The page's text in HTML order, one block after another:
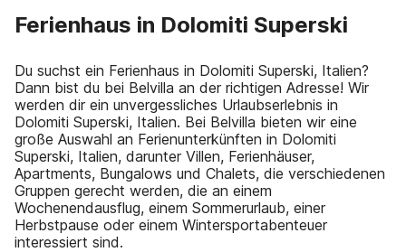
Ferienhaus in Dolomiti Superski
Du suchst ein Ferienhaus in Dolomiti Superski, Italien?
Dann bist du bei Belvilla an der richtigen Adresse! Wir
werden dir ein unvergessliches Urlaubserlebnis in
Dolomiti Superski, Italien. Bei Belvilla bieten wir eine
große Auswahl an Ferienunterkünften in Dolomiti
Superski, Italien, darunter Villen, Ferienhäuser,
Apartments, Bungalows und Chalets, die verschiedenen
Gruppen gerecht werden, die an einem
Wochenendausflug, einem Sommerurlaub, einer
Herbstpause oder einem Wintersportabenteuer
interessiert sind.